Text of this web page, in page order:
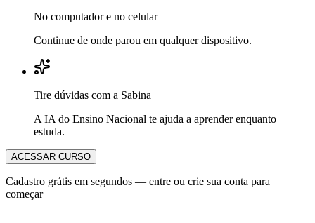
No computador e no celular
Continue de onde parou em qualquer dispositivo.
Tire dúvidas com a Sabina
A IA do Ensino Nacional te ajuda a aprender enquanto
estuda.
ACESSAR CURSO
Cadastro grátis em segundos — entre ou crie sua conta para
começar